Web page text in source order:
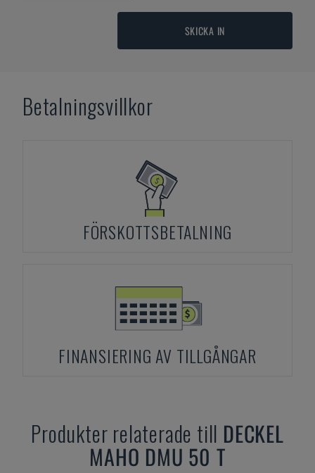
SKICKA IN
Betalningsvillkor
FÖRSKOTTSBETALNING
FINANSIERING AV TILLGÅNGAR
Produkter relaterade till DECKEL
MAHO DMU 50 T